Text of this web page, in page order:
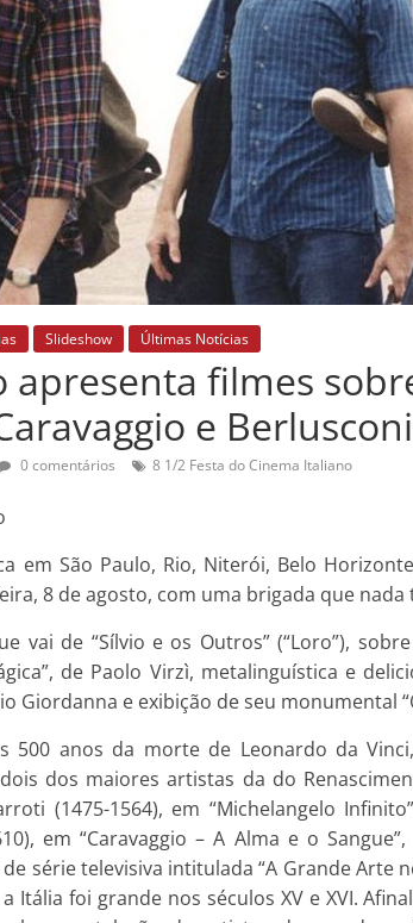
Slideshow Últimas Notícias
apresenta filmes
e Berlusconi
0 comentários 8 1/2 Festa do Cinema Italiano
em São Paulo, Rio, Niterói, Belo
8 de agosto, com uma brigada que nada
vai de “Sílvio e os Outros” (“Loro”),
de Paolo Virzì, metalinguística e
Giordanna e exibição de seu monumental
500 anos da morte de Leonardo da
dos maiores artistas da do
(1475-1564), em “Michelangelo
em “Caravaggio – A Alma e o
série televisiva intitulada “A Grande Arte
Itália foi grande nos séculos XV e XVI.